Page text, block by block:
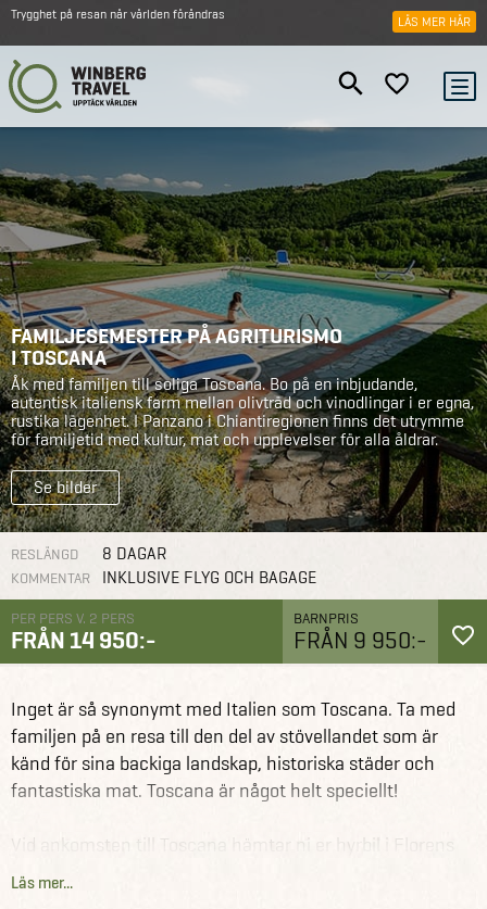
Trygghet på resan när världen förändras LÄS MER HÄR
FAMILJESEMESTER PÅ AGRITURISMO
I TOSCANA
Åk med familjen till soliga Toscana. Bo på en inbjudande,
autentisk italiensk farm mellan olivträd och vinodlingar i er egna,
rustika lägenhet. I Panzano i Chiantiregionen finns det utrymme
för familjetid med kultur, mat och upplevelser för alla åldrar.
Se bilder
RESLÄNGD 8 DAGAR
KOMMENTAR INKLUSIVE FLYG OCH BAGAGE
PER PERS V. 2 PERS
FRÅN 14 950:-
BARNPRIS
FRÅN 9 950:-
Inget är så synonymt med Italien som Toscana. Ta med
familjen på en resa till den del av stövellandet som är
känd för sina backiga landskap, historiska städer och
fantastiska mat. Toscana är något helt speciellt!
Vid ankomsten till Toscana hämtar ni er hyrbil i Florens
och åker vidare mot den kända Chiantiregionen. Här ska
Läs mer...